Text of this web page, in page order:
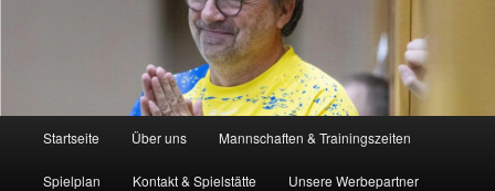
Startseite Über uns Mannschaften & Trainingszeiten
Spielplan Kontakt & Spielstätte Unsere Werbepartner